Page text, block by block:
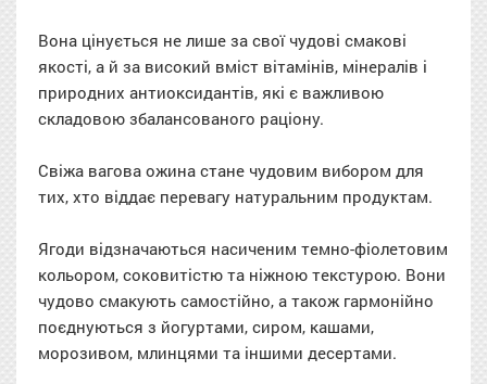
Вона цінується не лише за свої чудові смакові
якості, а й за високий вміст вітамінів, мінералів і
природних антиоксидантів, які є важливою
складовою збалансованого раціону.
Свіжа вагова ожина стане чудовим вибором для
тих, хто віддає перевагу натуральним продуктам.
Ягоди відзначаються насиченим темно-фіолетовим
кольором, соковитістю та ніжною текстурою. Вони
чудово смакують самостійно, а також гармонійно
поєднуються з йогуртами, сиром, кашами,
морозивом, млинцями та іншими десертами.